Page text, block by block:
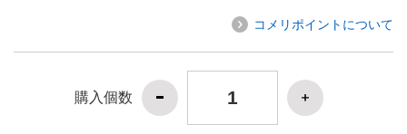
コメリポイントについて
購入個数